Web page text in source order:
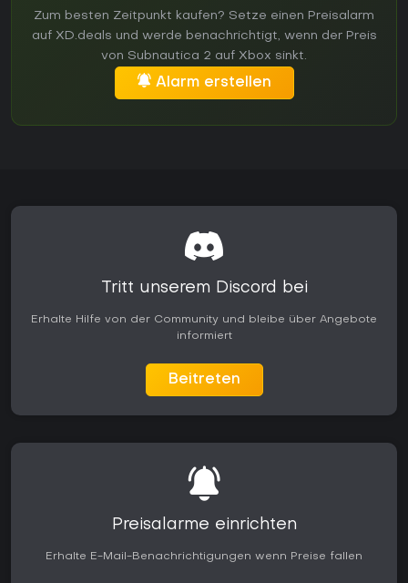
Zum besten Zeitpunkt kaufen? Setze einen Preisalarm
auf XD.deals und werde benachrichtigt, wenn der Preis
von Subnautica 2 auf Xbox sinkt.
Alarm erstellen
Tritt unserem Discord bei
Erhalte Hilfe von der Community und bleibe über Angebote
informiert
Beitreten
Preisalarme einrichten
Erhalte E-Mail-Benachrichtigungen wenn Preise fallen